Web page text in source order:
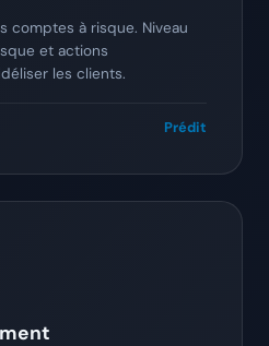
comptes à risque. Niveau
et actions
les clients.
Prédit